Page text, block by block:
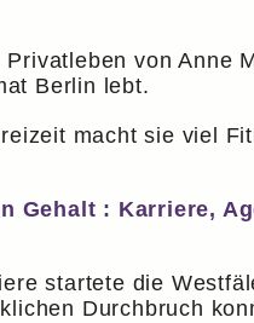
Privatleben von Anne
Berlin lebt.
macht sie viel
Gehalt : Karriere,
startete die
Durchbruch